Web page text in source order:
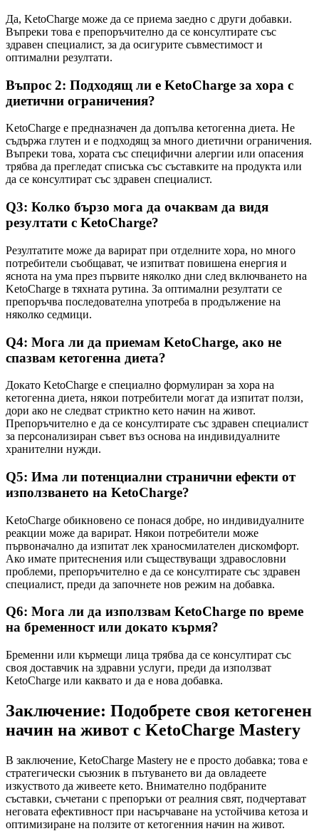
Да, KetoCharge може да се приема заедно с други добавки.
Въпреки това е препоръчително да се консултирате със
здравен специалист, за да осигурите съвместимост и
оптимални резултати.
Въпрос 2: Подходящ ли е KetoCharge за хора с
диетични ограничения?
KetoCharge е предназначен да допълва кетогенна диета. Не
съдържа глутен и е подходящ за много диетични ограничения.
Въпреки това, хората със специфични алергии или опасения
трябва да прегледат списъка със съставките на продукта или
да се консултират със здравен специалист.
Q3: Колко бързо мога да очаквам да видя
резултати с KetoCharge?
Резултатите може да варират при отделните хора, но много
потребители съобщават, че изпитват повишена енергия и
яснота на ума през първите няколко дни след включването на
KetoCharge в тяхната рутина. За оптимални резултати се
препоръчва последователна употреба в продължение на
няколко седмици.
Q4: Мога ли да приемам KetoCharge, ако не
спазвам кетогенна диета?
Докато KetoCharge е специално формулиран за хора на
кетогенна диета, някои потребители могат да изпитат ползи,
дори ако не следват стриктно кето начин на живот.
Препоръчително е да се консултирате със здравен специалист
за персонализиран съвет въз основа на индивидуалните
хранителни нужди.
Q5: Има ли потенциални странични ефекти от
използването на KetoCharge?
KetoCharge обикновено се понася добре, но индивидуалните
реакции може да варират. Някои потребители може
първоначално да изпитат лек храносмилателен дискомфорт.
Ако имате притеснения или съществуващи здравословни
проблеми, препоръчително е да се консултирате със здравен
специалист, преди да започнете нов режим на добавка.
Q6: Мога ли да използвам KetoCharge по време
на бременност или докато кърмя?
Бременни или кърмещи лица трябва да се консултират със
своя доставчик на здравни услуги, преди да използват
KetoCharge или каквато и да е нова добавка.
Заключение: Подобрете своя кетогенен
начин на живот с KetoCharge Mastery
В заключение, KetoCharge Mastery не е просто добавка; това е
стратегически съюзник в пътуването ви да овладеете
изкуството да живеете кето. Внимателно подбраните
съставки, съчетани с препоръки от реалния свят, подчертават
неговата ефективност при насърчаване на устойчива кетоза и
оптимизиране на ползите от кетогенния начин на живот.